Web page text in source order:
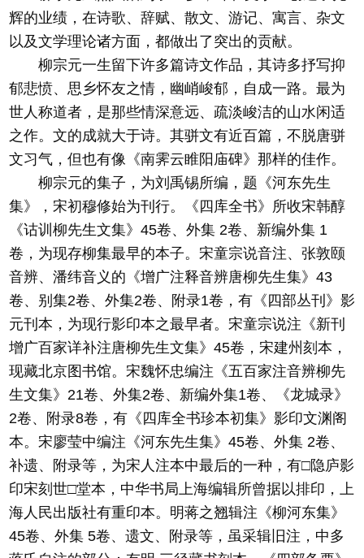
辉的业绩，在诗歌、辞赋、散文、游记、寓言、杂文
以及文学理论诸方面，都做出了突出的贡献。
柳宗元一生留下许多篇诗文作品，其诗多抒写抑
郁悲愤、思乡怀友之情，幽峭峻郁，自成一路。最为
世人称道者，是那些情深意远、疏淡峻洁的山水闲适
之作。文的成就大于诗。其骈文有近百篇，不脱唐骈
文习气，但也有像《南霁云睢阳庙碑》那样的佳作。
柳宗元的集子，为刘禹锡所编，题《河东先生
集》，宋初穆修始为刊行。《四库全书》所收宋韩醇
《诂训柳先生文集》45卷、外集 2卷、新编外集 1
卷，为现存柳集最早的本子。宋童宗说音注、张敦颐
音辨、潘纬音义的《增广注释音辨唐柳先生集》43
卷、别集2卷、外集2卷、附录1卷，有《四部丛刊》影
元刊本，为现行影印本之最早者。宋童宗说注《新刊
增广百家详补注唐柳先生文集》45卷，宋建州刻本，
现藏北京图书馆。宋魏怀忠编注《五百家注音辨柳先
生文集》21卷、外集2卷、新编外集1卷、《龙城录》
2卷、附录8卷，有《四库全书珍本初集》影印文渊阁
本。宋廖莹中编注《河东先生集》45卷、外集 2卷、
补遗、附录等，为宋人注本中最后的一种，有□隐庐影
印宋刻世□堂本，中华书局上海编辑所曾据以排印，上
海人民出版社有重印本。明蒋之翘辑注《柳河东集》
45卷、外集 5卷、遗文、附录等，虽采辑旧注，中多